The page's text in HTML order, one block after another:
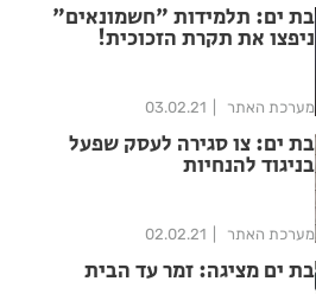
בת ים: תלמידות "חשמונאים"
ניפצו את תקרת הזכוכית!
מערכת האתר 03.02.21
בת ים: צו סגירה לעסק שפעל
בניגוד להנחיות
מערכת האתר 02.02.21
בת ים מציגה: זמר עד הבית